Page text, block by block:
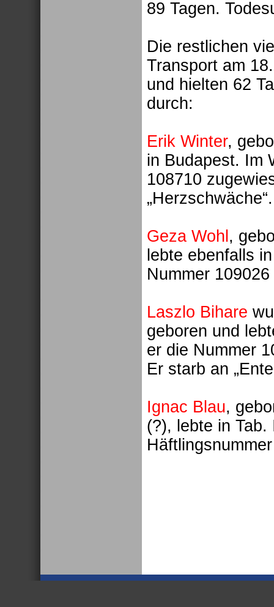
89 Tagen.
Die restlichen
Transport am
und hielten 62
durch:
Erik Winter,
in Budapest. Im
108710
„Herzschwäche“.
Geza Wohl ,
lebte ebenfalls
Nummer
Laszlo Bihare
geboren und
er die Nummer
Er starb an
Ignac Blau,
(?), lebte in